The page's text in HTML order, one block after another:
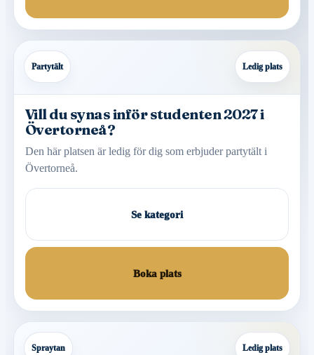
Partytält Ledig plats
Vill du synas inför studenten 2027 i
Övertorneå?
Den här platsen är ledig för dig som erbjuder partytält i
Övertorneå.
Se kategori
Boka plats
Spraytan Ledig plats